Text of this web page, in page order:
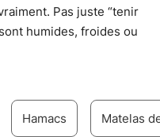
Pas juste “tenir
humides, froides ou
de froid et évite
légers ou les
rassemble des
Hamacs Matelas